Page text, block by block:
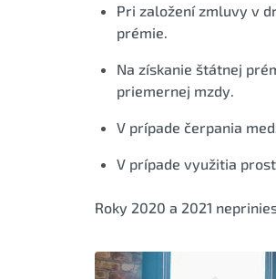
Pri založení zmluvy v
prémie.
Na získanie štátnej
priemernej mzdy.
V prípade čerpania
V prípade využitia
Roky 2020 a 2021